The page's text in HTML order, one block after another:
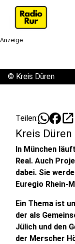
Anzeige
© Kreis Düren
Teilen: open_in_new
Kreis
In München
Real. Auch
dabei. Sie
Euregio Rhein-
Ein Thema ist
der als
Jülich und den
der Merscher